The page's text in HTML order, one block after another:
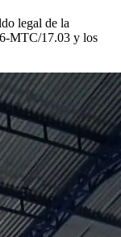
legal de la
MTC/17.03 y los